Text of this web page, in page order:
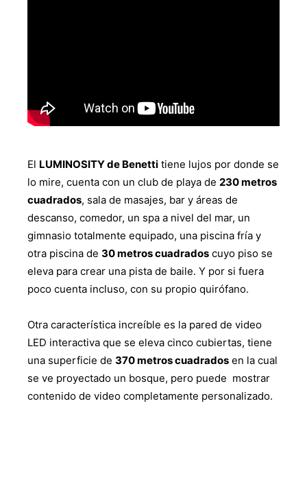
El LUMINOSITY de Benetti tiene lujos por donde se
lo mire, cuenta con un club de playa de 230 metros
cuadrados, sala de masajes, bar y áreas de
descanso, comedor, un spa a nivel del mar, un
gimnasio totalmente equipado, una piscina fría y
otra piscina de 30 metros cuadrados cuyo piso se
eleva para crear una pista de baile. Y por si fuera
poco cuenta incluso, con su propio quirófano.
Otra característica increíble es la pared de video
LED interactiva que se eleva cinco cubiertas, tiene
una superficie de 370 metros cuadrados en la cual
se ve proyectado un bosque, pero puede mostrar
contenido de video completamente personalizado.